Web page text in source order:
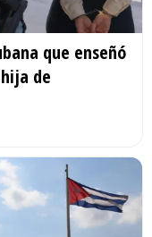
que enseñó
de